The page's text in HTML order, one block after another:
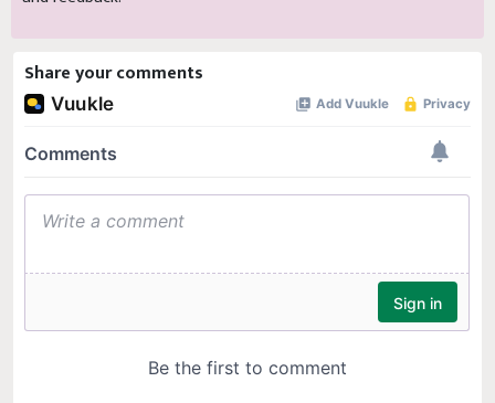
Share your comments